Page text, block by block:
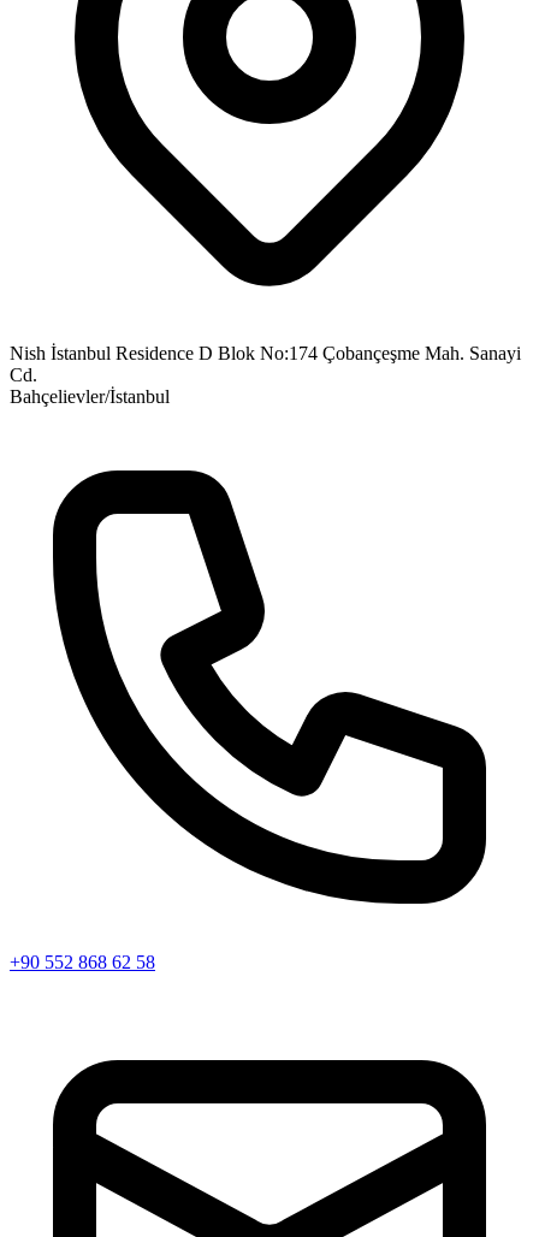
Nish İstanbul Residence D Blok No:174 Çobançeşme Mah. Sanayi
Cd.
Bahçelievler/İstanbul
+90 552 868 62 58